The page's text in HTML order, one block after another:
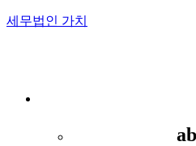
세무법인 가치